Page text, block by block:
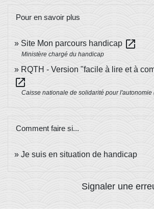
Pour en savoir plus
Site Mon parcours handicap open_in_new
Ministère chargé du handicap
RQTH - Version "facile à lire et à
open_in_new
Caisse nationale de solidarité pour l'autonomie
Comment faire si...
Je suis en situation de handicap
Signaler une